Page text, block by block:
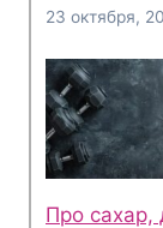
23 октября,
Про сахар,